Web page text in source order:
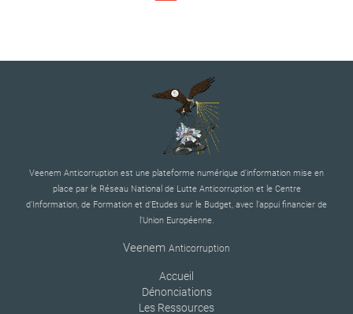
Veenem Anticorruption est une plateforme numérique d’information mise en
place par le Réseau National de Lutte Anticorruption et le Centre
d’Information, de Formation et d’Etudes sur le Budget, avec l’appui financier de
l’Union Européenne.
Veenem Anticorruption
Accueil
Dénonciations
Les Ressources